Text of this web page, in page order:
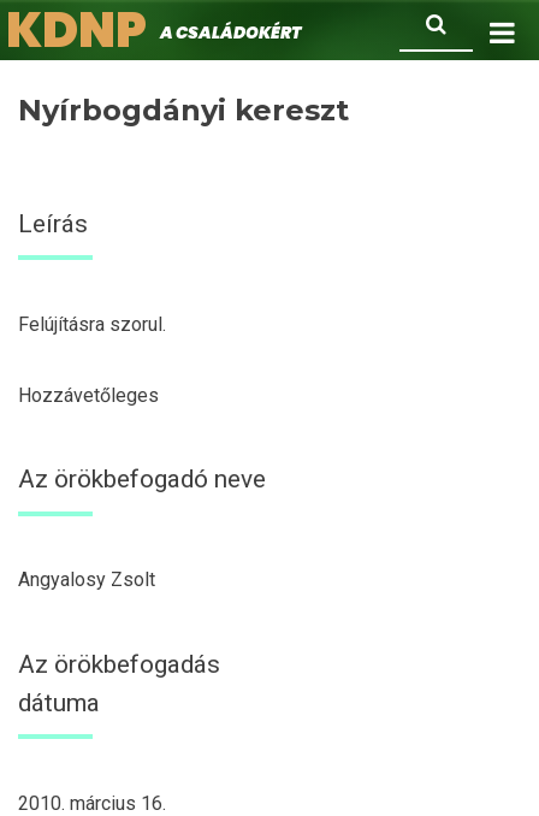
Ugrás
a
Keresés
KDNPA családokért.
Nyírbogdányi kereszt
Leírás
Felújításra szorul.
Hozzávetőleges
Az örökbefogadó neve
Angyalosy Zsolt
Az örökbefogadás
dátuma
2010. március 16.